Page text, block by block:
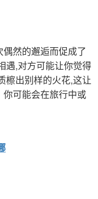
然的邂逅而促成了
遇,对方可能让你觉得
檫出别样的火花,这让
可能会在旅行中或